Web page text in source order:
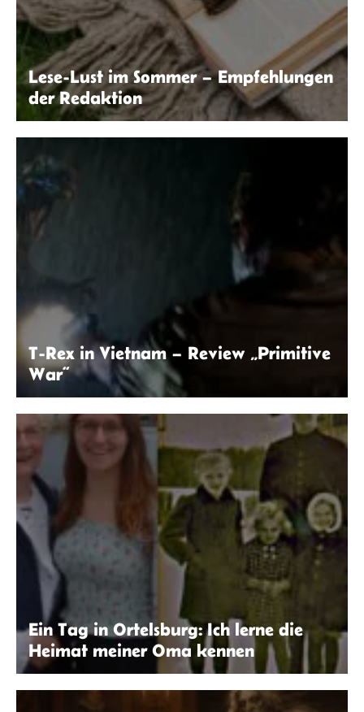
Lese-Lust im Sommer – Empfehlungen
der Redaktion
T-Rex in Vietnam – Review „Primitive
War“
Ein Tag in Ortelsburg: Ich lerne die
Heimat meiner Oma kennen